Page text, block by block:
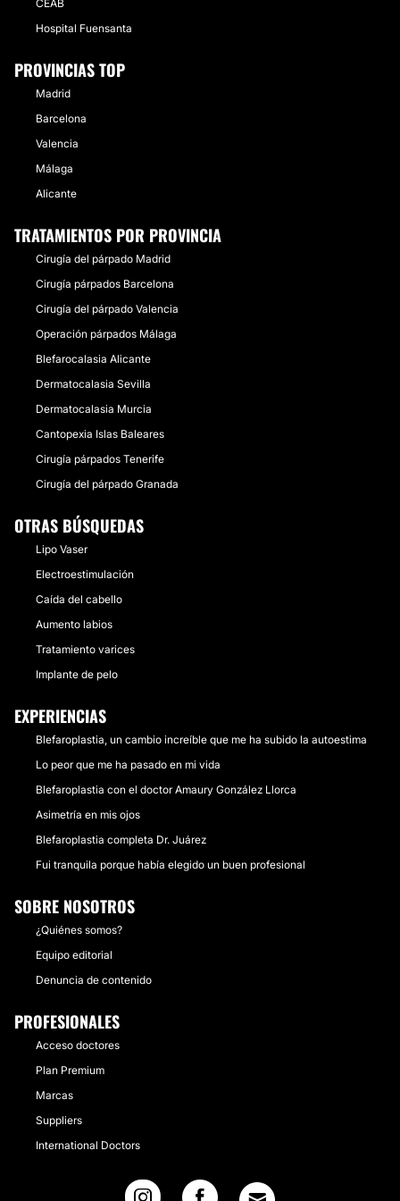
CEAB
Hospital Fuensanta
PROVINCIAS TOP
Madrid
Barcelona
Valencia
Málaga
Alicante
TRATAMIENTOS POR PROVINCIA
Cirugía del párpado Madrid
Cirugía párpados Barcelona
Cirugía del párpado Valencia
Operación párpados Málaga
Blefarocalasia Alicante
Dermatocalasia Sevilla
Dermatocalasia Murcia
Cantopexia Islas Baleares
Cirugía párpados Tenerife
Cirugía del párpado Granada
OTRAS BÚSQUEDAS
Lipo Vaser
Electroestimulación
Caída del cabello
Aumento labios
Tratamiento varices
Implante de pelo
EXPERIENCIAS
Blefaroplastia, un cambio increíble que me ha subido la autoestima
Lo peor que me ha pasado en mi vida
Blefaroplastia con el doctor Amaury González Llorca
Asimetría en mis ojos
Blefaroplastia completa Dr. Juárez
Fui tranquila porque había elegido un buen profesional
SOBRE NOSOTROS
¿Quiénes somos?
Equipo editorial
Denuncia de contenido
PROFESIONALES
Acceso doctores
Plan Premium
Marcas
Suppliers
International Doctors